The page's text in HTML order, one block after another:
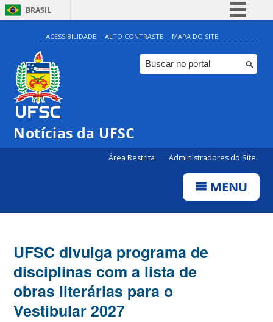
BRASIL
Simplifique!
Comunica BR
Participe
ACESSIBILIDADE ALTO CONTRASTE MAPA DO SITE
Notícias da UFSC
Área Restrita Administradores do Site
MENU
UFSC divulga programa de
disciplinas com a lista de
obras literárias para o
Vestibular 2027